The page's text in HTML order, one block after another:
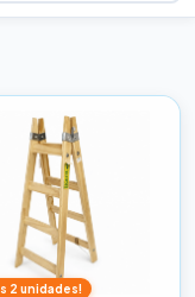
2 unidades!